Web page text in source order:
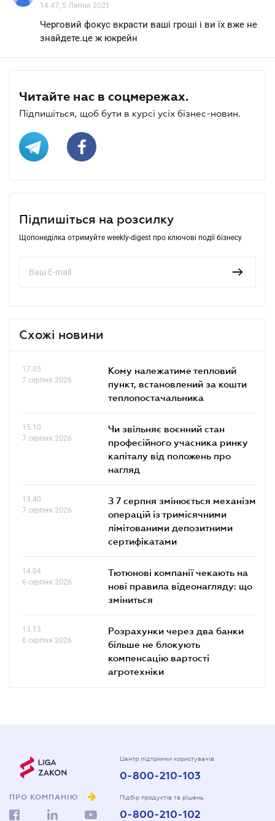
14.47, 5 Липня 2021
Черговий фокус вкрасти ваші гроші і ви їх вже не
знайдете.це ж юкрейн
Читайте нас в соцмережах.
Підпишіться, щоб бути в курсі усіх бізнес-новин.
Підпишіться на розсилку
Щопонеділка отримуйте weekly-digest про ключові події бізнесу
Схожі новини
17.05
7 серпня 2026
Кому належатиме тепловий
пункт, встановлений за кошти
теплопостачальника
15.10
7 серпня 2026
Чи звільняє воєнний стан
професійного учасника ринку
капіталу від положень про
нагляд
13.40
7 серпня 2026
З 7 серпня змінюється механізм
операцій із тримісячними
лімітованими депозитними
сертифікатами
14.04
6 серпня 2026
Тютюнові компанії чекають на
нові правила відеонагляду: що
зміниться
13.13
6 серпня 2026
Розрахунки через два банки
більше не блокують
компенсацію вартості
агротехніки
ПРО КОМПАНІЮ
Центр підтримки користувачів
0-800-210-103
Підбір продуктів та рішень
0-800-210-102